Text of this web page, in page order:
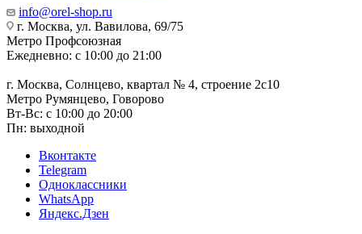
info@orel-shop.ru
г. Москва, ул. Вавилова, 69/75
Метро Профсоюзная
Ежедневно: с 10:00 до 21:00
г. Москва, Солнцево, квартал № 4, строение 2с10
Метро Румянцево, Говорово
Вт-Вс: с 10:00 до 20:00
Пн: выходной
Вконтакте
Telegram
Одноклассники
WhatsApp
Яндекс.Дзен